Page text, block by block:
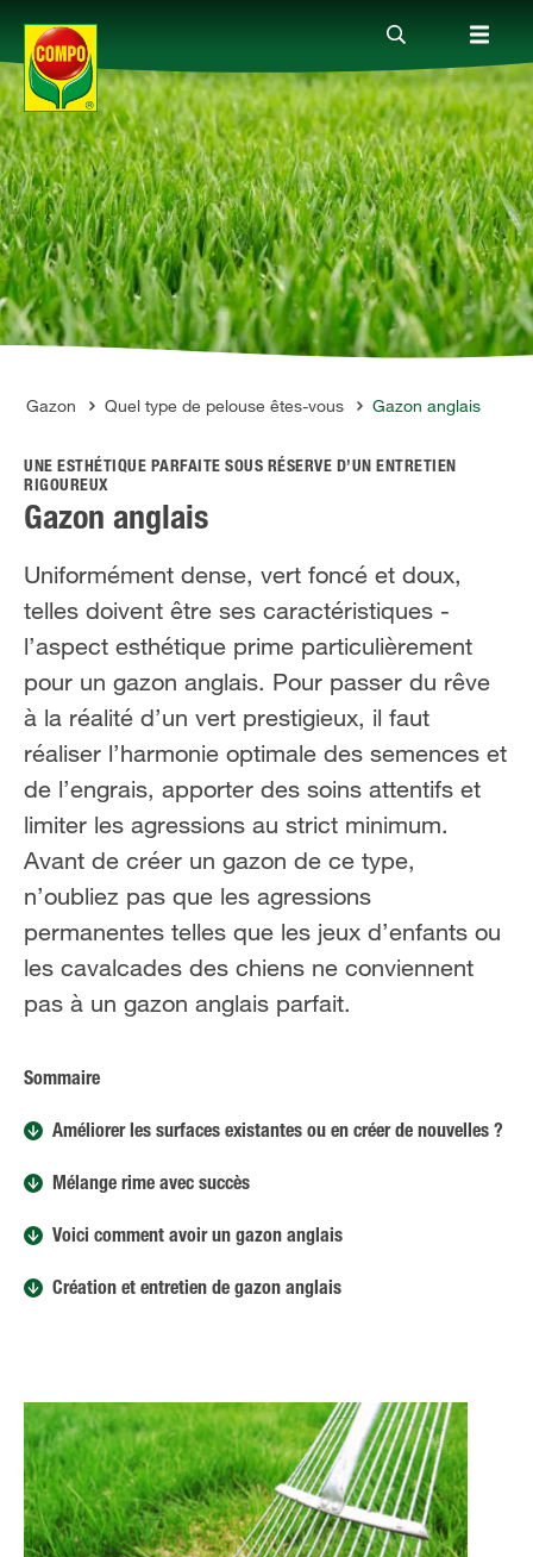
Produits
Conseil
Thèmes
Service
Qui sommes-nous?
Gazon Quel type de pelouse êtes-vous Gazon anglais
UNE ESTHÉTIQUE PARFAITE SOUS RÉSERVE D’UN ENTRETIEN
RIGOUREUX
Gazon anglais
Uniformément dense, vert foncé et doux,
telles doivent être ses caractéristiques -
l’aspect esthétique prime particulièrement
pour un gazon anglais. Pour passer du rêve
à la réalité d’un vert prestigieux, il faut
réaliser l’harmonie optimale des semences et
de l’engrais, apporter des soins attentifs et
limiter les agressions au strict minimum.
Avant de créer un gazon de ce type,
n’oubliez pas que les agressions
permanentes telles que les jeux d’enfants ou
les cavalcades des chiens ne conviennent
pas à un gazon anglais parfait.
Sommaire
Améliorer les surfaces existantes ou en créer de nouvelles ?
Mélange rime avec succès
Voici comment avoir un gazon anglais
Création et entretien de gazon anglais